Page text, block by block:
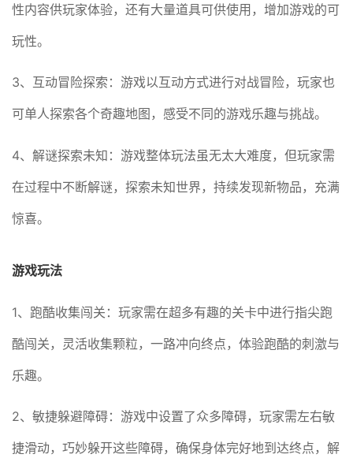
性内容供玩家体验，还有大量道具可供使用，增加游戏的可
玩性。
3、互动冒险探索：游戏以互动方式进行对战冒险，玩家也
可单人探索各个奇趣地图，感受不同的游戏乐趣与挑战。
4、解谜探索未知：游戏整体玩法虽无太大难度，但玩家需
在过程中不断解谜，探索未知世界，持续发现新物品，充满
惊喜。
游戏玩法
1、跑酷收集闯关：玩家需在超多有趣的关卡中进行指尖跑
酷闯关，灵活收集颗粒，一路冲向终点，体验跑酷的刺激与
乐趣。
2、敏捷躲避障碍：游戏中设置了众多障碍，玩家需左右敏
捷滑动，巧妙躲开这些障碍，确保身体完好地到达终点，解